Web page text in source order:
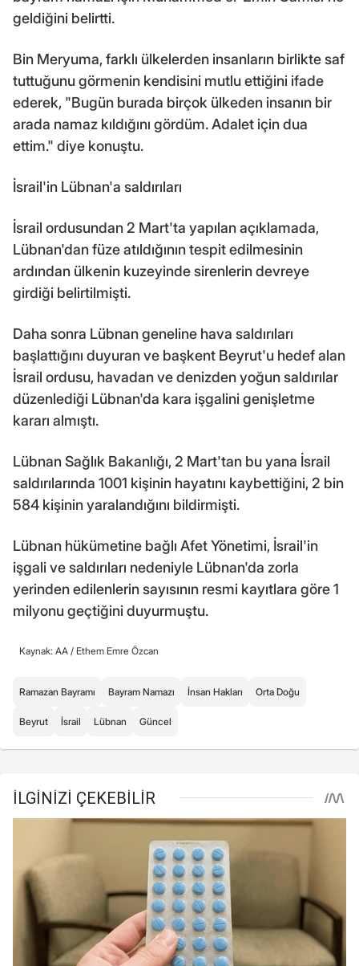
geldiğini belirtti.
Bin Meryuma, farklı ülkelerden insanların birlikte saf
tuttuğunu görmenin kendisini mutlu ettiğini ifade
ederek, "Bugün burada birçok ülkeden insanın bir
arada namaz kıldığını gördüm. Adalet için dua
ettim." diye konuştu.
İsrail'in Lübnan'a saldırıları
İsrail ordusundan 2 Mart'ta yapılan açıklamada,
Lübnan'dan füze atıldığının tespit edilmesinin
ardından ülkenin kuzeyinde sirenlerin devreye
girdiği belirtilmişti.
Daha sonra Lübnan geneline hava saldırıları
başlattığını duyuran ve başkent Beyrut'u hedef alan
İsrail ordusu, havadan ve denizden yoğun saldırılar
düzenlediği Lübnan'da kara işgalini genişletme
kararı almıştı.
Lübnan Sağlık Bakanlığı, 2 Mart'tan bu yana İsrail
saldırılarında 1001 kişinin hayatını kaybettiğini, 2 bin
584 kişinin yaralandığını bildirmişti.
Lübnan hükümetine bağlı Afet Yönetimi, İsrail'in
işgali ve saldırıları nedeniyle Lübnan'da zorla
yerinden edilenlerin sayısının resmi kayıtlara göre 1
milyonu geçtiğini duyurmuştu.
Kaynak: AA / Ethem Emre Özcan
Ramazan Bayramı Bayram Namazı İnsan Hakları Orta Doğu
Beyrut İsrail Lübnan Güncel